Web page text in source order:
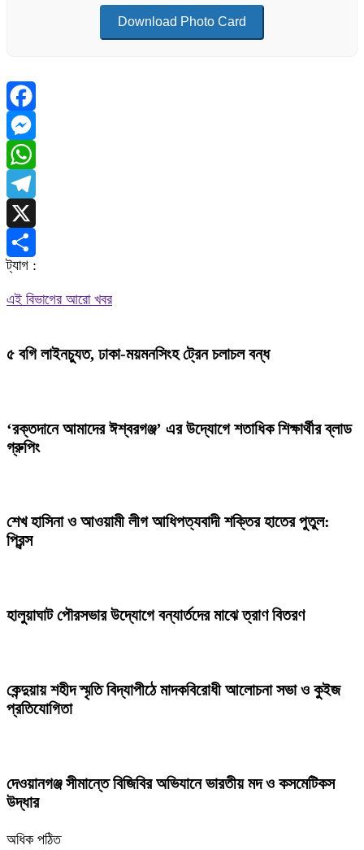
Download Photo Card
Facebook
Messenger
WhatsApp
Telegram
X
Share
ট্যাগ :
এই বিভাগের আরো খবর
৫ বগি লাইনচ্যুত, ঢাকা-ময়মনসিংহ ট্রেন চলাচল বন্ধ
‘রক্তদানে আমাদের ঈশ্বরগঞ্জ’ এর উদ্যোগে শতাধিক শিক্ষার্থীর ব্লাড
গ্রুপিং
শেখ হাসিনা ও আওয়ামী লীগ আধিপত্যবাদী শক্তির হাতের পুতুল:
প্রিন্স
হালুয়াঘাট পৌরসভার উদ্যোগে বন্যার্তদের মাঝে ত্রাণ বিতরণ
কেন্দুয়ায় শহীদ স্মৃতি বিদ্যাপীঠে মাদকবিরোধী আলোচনা সভা ও কুইজ
প্রতিযোগিতা
দেওয়ানগঞ্জ সীমান্তে বিজিবির অভিযানে ভারতীয় মদ ও কসমেটিকস
উদ্ধার
অধিক পঠিত